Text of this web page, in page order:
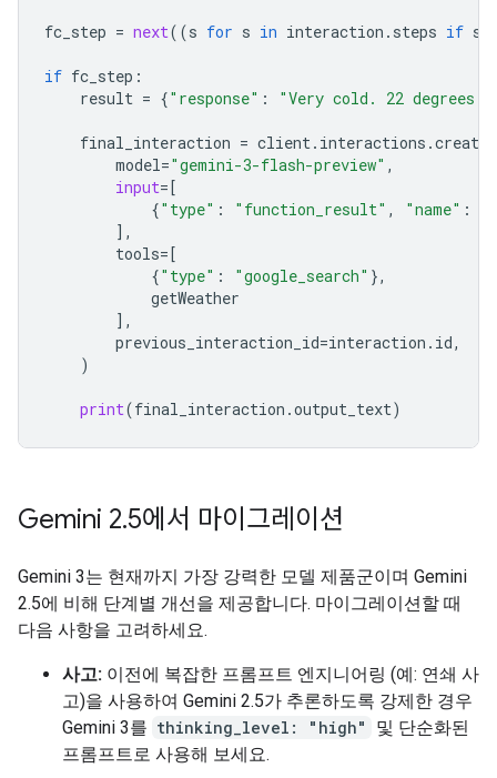
fc_step = next((s for s in interaction . steps if s
if fc_step :
result = {"response" : "Very cold. 22 degrees
final_interaction = client. interactions .create
model="gemini-3-flash-preview" ,
input=[
{"type" : "function_result" , "name" :
],
tools=[
{"type" : "google_search" },
getWeather
],
previous_interaction_id=interaction . id,
)
print(final_interaction .output_text)
Gemini 2.5에서 마이그레이션
Gemini 3는 현재까지 가장 강력한 모델 제품군이며 Gemini
2.5에 비해 단계별 개선을 제공합니다. 마이그레이션할 때
다음 사항을 고려하세요.
사고: 이전에 복잡한 프롬프트 엔지니어링 (예: 연쇄 사
고)을 사용하여 Gemini 2.5가 추론하도록 강제한 경우
Gemini 3를 thinking_level: "high"
및 단순화된
프롬프트로 사용해 보세요.